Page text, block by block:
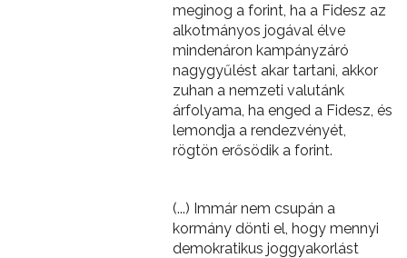
meginog a forint, ha a Fidesz az
alkotmányos jogával élve
mindenáron kampányzáró
nagygyűlést akar tartani, akkor
zuhan a nemzeti valutánk
árfolyama, ha enged a Fidesz, és
lemondja a rendezvényét,
rögtön erősödik a forint.
(...) Immár nem csupán a
kormány dönti el, hogy mennyi
demokratikus joggyakorlást